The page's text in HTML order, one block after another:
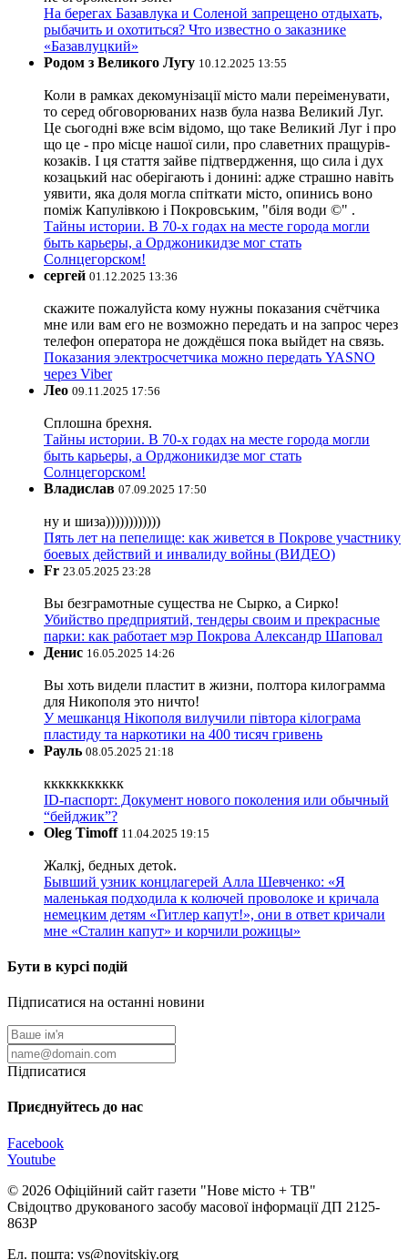
На берегах Базавлука и Соленой запрещено отдыхать,
рыбачить и охотиться? Что известно о заказнике
«Базавлуцкий»
Родом з Великого Лугу 10.12.2025 13:55
Коли в рамках декомунізації місто мали переіменувати,
то серед обговорюваних назв була назва Великий Луг.
Це сьогодні вже всім відомо, що таке Великий Луг і про
що це - про місце нашої сили, про славетних пращурів-
козаків. І ця стаття зайве підтвердження, що сила і дух
козацький нас оберігають і донині: адже страшно навіть
уявити, яка доля могла спіткати місто, опинись воно
поміж Капулівкою і Покровським, "біля води ©" .
Тайны истории. В 70-х годах на месте города могли
быть карьеры, а Орджоникидзе мог стать
Солнцегорском!
сергей 01.12.2025 13:36
скажите пожалуйста кому нужны показания счётчика
мне или вам его не возможно передать и на запрос через
телефон оператора не дождёшся пока выйдет на связь.
Показания электросчетчика можно передать YASNO
через Viber
Лео 09.11.2025 17:56
Сплошна брехня.
Тайны истории. В 70-х годах на месте города могли
быть карьеры, а Орджоникидзе мог стать
Солнцегорском!
Владислав 07.09.2025 17:50
ну и шиза))))))))))))
Пять лет на пепелище: как живется в Покрове участнику
боевых действий и инвалиду войны (ВИДЕО)
Fr 23.05.2025 23:28
Вы безграмотные существа не Сырко, а Сирко!
Убийство предприятий, тендеры своим и прекрасные
парки: как работает мэр Покрова Александр Шаповал
Денис 16.05.2025 14:26
Вы хоть видели пластит в жизни, полтора килограмма
для Никополя это ничто!
У мешканця Нікополя вилучили півтора кілограма
пластиду та наркотики на 400 тисяч гривень
Рауль 08.05.2025 21:18
ккккккккккк
ID-паспорт: Документ нового поколения или обычный
“бейджик”?
Oleg Timoff 11.04.2025 19:15
Жалкj, бедных детok.
Бывший узник концлагерей Алла Шевченко: «Я
маленькая подходила к колючей проволоке и кричала
немецким детям «Гитлер капут!», они в ответ кричали
мне «Сталин капут» и корчили рожицы»
Бути в курсі подій
Підписатися на останні новини
Підписатися
Приєднуйтесь до нас
Facebook
Youtube
© 2026 Офіційний сайт газети "Нове мiсто + ТВ"
Свідоцтво друкованого засобу масової інформації ДП 2125-
863Р
Ел. пошта: vs@novitskiy.org